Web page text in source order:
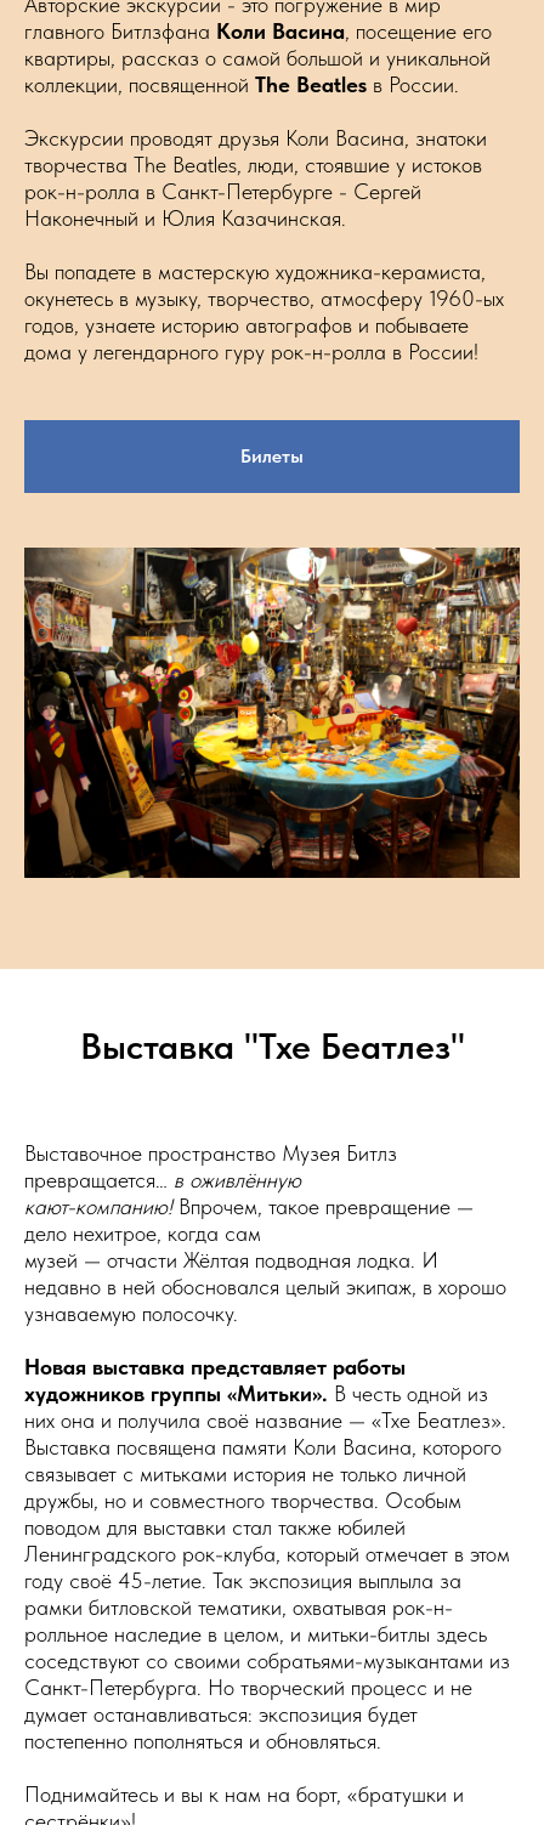
главного Битлзфана Коли Васина , посещение его
квартиры, рассказ о самой большой и уникальной
коллекции, посвященной The Beatles в России.
Экскурсии проводят друзья Коли Васина, знатоки
творчества The Beatles, люди, стоявшие у истоков
рок-н-ролла в Санкт-Петербурге - Сергей
Наконечный и Юлия Казачинская.
Вы попадете в мастерскую художника-керамиста,
окунетесь в музыку, творчество, атмосферу 1960-ых
годов, узнаете историю автографов и побываете
дома у легендарного гуру рок-н-ролла в России!
Билеты
Выставка "Тхе Беатлез"
Выставочное пространство Музея Битлз
превращается… в оживлённую
кают-компанию!Впрочем, такое превращение —
дело нехитрое, когда сам
музей — отчасти Жёлтая подводная лодка. И
недавно в ней обосновался целый экипаж, в хорошо
узнаваемую полосочку.
Новая выставка представляет работы
художников группы «Митьки». В честь одной из
них она и получила своё название — «Тхе Беатлез».
Выставка посвящена памяти Коли Васина, которого
связывает с митьками история не только личной
дружбы, но и совместного творчества. Особым
поводом для выставки стал также юбилей
Ленинградского рок-клуба, который отмечает в этом
году своё 45-летие. Так экспозиция выплыла за
рамки битловской тематики, охватывая рок-н-
ролльное наследие в целом, и митьки-битлы здесь
соседствуют со своими собратьями-музыкантами из
Санкт-Петербурга. Но творческий процесс и не
думает останавливаться: экспозиция будет
постепенно пополняться и обновляться.
Поднимайтесь и вы к нам на борт, «братушки и